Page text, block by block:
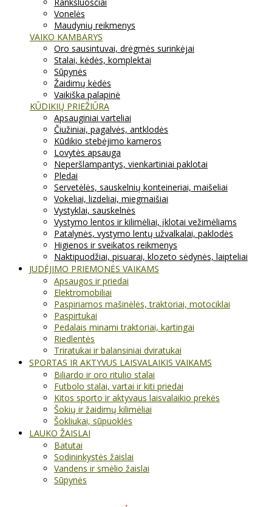
Vonelės
Maudynių reikmenys
VAIKO KAMBARYS
Oro sausintuvai, drėgmės surinkėjai
Stalai, kėdės, komplektai
Sūpynės
Žaidimų kėdės
Vaikiška palapinė
KŪDIKIŲ PRIEŽIŪRA
Apsauginiai varteliai
Čiužiniai, pagalvės, antklodės
Kūdikio stebėjimo kameros
Lovytės apsauga
Neperšlampantys, vienkartiniai paklotai
Pledai
Servetėlės, sauskelnių konteineriai, maišeliai
Vokeliai, lizdeliai, miegmaišiai
Vystyklai, sauskelnės
Vystymo lentos ir kilimėliai, įklotai vežimėliams
Patalynės, vystymo lentų užvalkalai, paklodės
Higienos ir sveikatos reikmenys
Naktipuodžiai, pisuarai, klozeto sėdynės, laipteliai
JUDĖJIMO PRIEMONĖS VAIKAMS
Apsaugos ir priedai
Elektromobiliai
Paspiriamos mašinėlės, traktoriai, motociklai
Paspirtukai
Pedalais minami traktoriai, kartingai
Riedlentės
Triratukai ir balansiniai dviratukai
SPORTAS IR AKTYVUS LAISVALAIKIS VAIKAMS
Biliardo ir oro ritulio stalai
Futbolo stalai, vartai ir kiti priedai
Kitos sporto ir aktyvaus laisvalaikio prekės
Šokių ir žaidimų kilimėliai
Šokliukai, sūpuoklės
LAUKO ŽAISLAI
Batutai
Sodininkystės žaislai
Vandens ir smėlio žaislai
Sūpynės